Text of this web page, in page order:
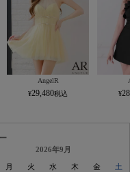
AngelR
29,480
2026年9月
月 火 水 木 金 土